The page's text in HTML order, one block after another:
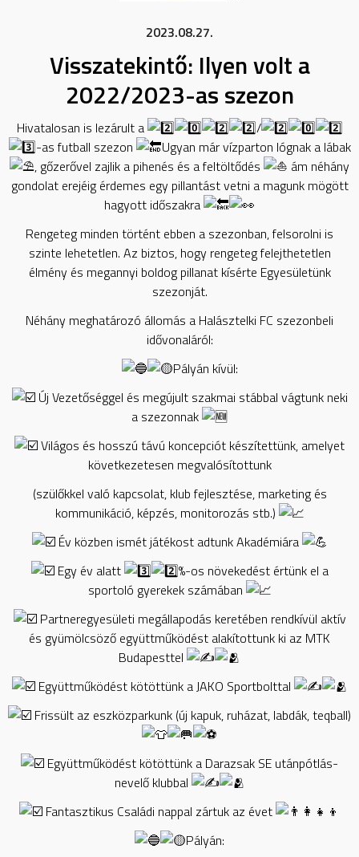
2023.08.27.
Visszatekintő: Ilyen volt a
2022/2023-as szezon
Hivatalosan is lezárult a
/
-as futball szezon
Ugyan már vízparton lógnak a lábak
, gőzerővel zajlik a pihenés és a feltöltődés
ám néhány
gondolat erejéig érdemes egy pillantást vetni a magunk mögött
hagyott időszakra
Rengeteg minden történt ebben a szezonban, felsorolni is
szinte lehetetlen. Az biztos, hogy rengeteg felejthetetlen
élmény és megannyi boldog pillanat kísérte Egyesületünk
szezonját.
Néhány meghatározó állomás a Halásztelki FC szezonbeli
idővonaláról:
Pályán kívül:
Új Vezetőséggel és megújult szakmai stábbal vágtunk neki
a szezonnak
Világos és hosszú távú koncepciót készítettünk, amelyet
következetesen megvalósítottunk
(szülőkkel való kapcsolat, klub fejlesztése, marketing és
kommunikáció, képzés, monitorozás stb.)
Év közben ismét játékost adtunk Akadémiára
Egy év alatt
%-os növekedést értünk el a
sportoló gyerekek számában
Partneregyesületi megállapodás keretében rendkívül aktív
és gyümölcsöző együttműködést alakítottunk ki az MTK
Budapesttel
Együttműködést kötöttünk a JAKO Sportbolttal
Frissült az eszközparkunk (új kapuk, ruházat, labdák, teqball)
Együttműködést kötöttünk a Darazsak SE utánpótlás-
nevelő klubbal
Fantasztikus Családi nappal zártuk az évet
Pályán: